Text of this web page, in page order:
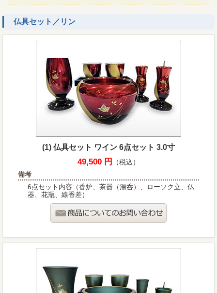
仏具セット／リン
(1) 仏具セット ワイン 6点セット 3.0寸
49,500 円
（税込）
備考
6点セット内容（香炉、茶器（湯呑）、ローソク立、仏
器、花瓶、線香差）